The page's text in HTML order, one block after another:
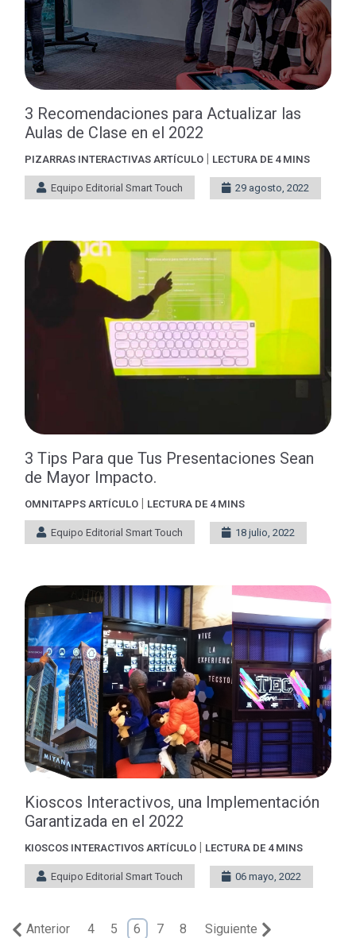
3 Recomendaciones para Actualizar las
Aulas de Clase en el 2022
PIZARRAS INTERACTIVAS ARTÍCULO | LECTURA DE 4 MINS
Equipo Editorial Smart Touch 29 agosto, 2022
3 Tips Para que Tus Presentaciones Sean
de Mayor Impacto.
OMNITAPPS ARTÍCULO | LECTURA DE 4 MINS
Equipo Editorial Smart Touch 18 julio, 2022
Kioscos Interactivos, una Implementación
Garantizada en el 2022
KIOSCOS INTERACTIVOS ARTÍCULO | LECTURA DE 4 MINS
Equipo Editorial Smart Touch 06 mayo, 2022
Anterior 4 5 6 7 8 Siguiente